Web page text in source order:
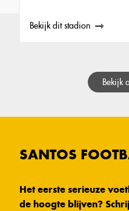
Bekijk dit stadion
Bekijk
SANTOS
Het eerste serieuze
de hoogte blijven?